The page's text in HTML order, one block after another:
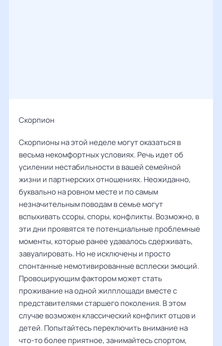
Скорпион
Скорпионы на этой неделе могут оказаться в
весьма некомфортных условиях. Речь идет об
усилении нестабильности в вашей семейной
жизни и партнерских отношениях. Неожиданно,
буквально на ровном месте и по самым
незначительным поводам в семье могут
вспыхивать ссоры, споры, конфликты. Возможно, в
эти дни проявятся те потенциальные проблемные
моменты, которые ранее удавалось сдерживать,
завуалировать. Но не исключены и просто
спонтанные немотивированные всплески эмоций.
Провоцирующим фактором может стать
проживание на одной жилплощади вместе с
представителями старшего поколения. В этом
случае возможен классический конфликт отцов и
детей. Попытайтесь переключить внимание на
что-то более приятное, занимайтесь спортом,